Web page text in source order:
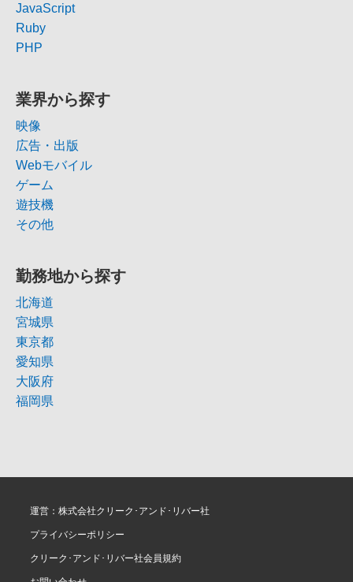
JavaScript
Ruby
PHP
業界から探す
映像
広告・出版
Webモバイル
ゲーム
遊技機
その他
勤務地から探す
北海道
宮城県
東京都
愛知県
大阪府
福岡県
運営：株式会社クリーク･アンド･リバー社
プライバシーポリシー
クリーク･アンド･リバー社会員規約